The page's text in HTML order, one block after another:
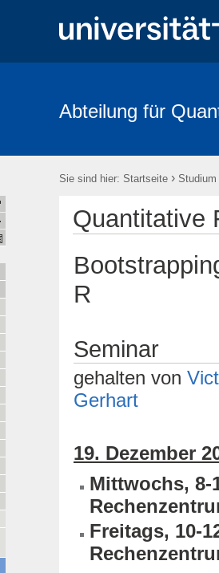
Stochastik-Tage 2018 FRIAS
Abteilung für
Sie sind hier: Startseite › Studium
Quantitative
R
Seminar
gehalten von
Gerhart
19. Dezember
Mittwochs, 8-
Freitags, 10-